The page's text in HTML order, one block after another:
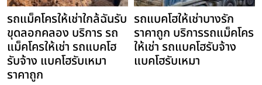
รถแม็คโครให้เช่าใกล้ฉันรับ
ขุดลอกคลอง บริการ รถ
แม็คโครให้เช่า รถแบคโฮ
รับจ้าง แบคโฮรับเหมา
ราคาถูก
รถแบคโฮให้เช่าบางรัก
ราคาถูก บริการรถแม็คโคร
ให้เช่า รถแบคโฮรับจ้าง
แบคโฮรับเหมา